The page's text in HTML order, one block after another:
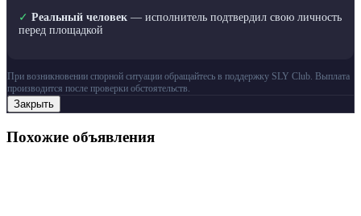
✓ Реальный человек — исполнитель подтвердил свою личность
перед площадкой
При возникновении спорной ситуации обращайтесь в поддержку SLY Club. Выплата
производится после проверки обстоятельств.
Закрыть
Похожие объявления